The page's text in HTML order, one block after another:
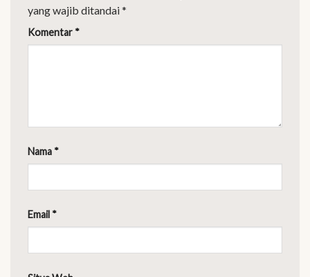
yang wajib ditandai*
Komentar *
Nama *
Email *